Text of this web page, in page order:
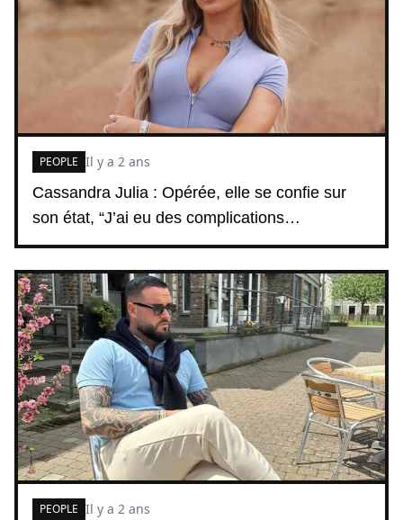
Cassandra Julia : Opérée, elle se confie sur
son état, “J’ai eu des complications…
PEOPLE Il y a 2 ans
PEOPLE Il y a 2 ans